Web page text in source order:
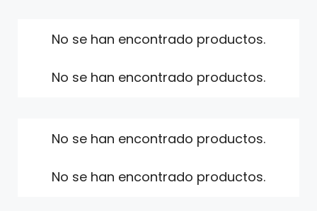
No se han encontrado productos.
No se han encontrado productos.
No se han encontrado productos.
No se han encontrado productos.